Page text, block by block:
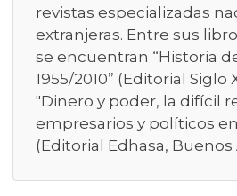
revistas especializadas
extranjeras. Entre sus
se encuentran “Historia
1955/2010” (Editorial Siglo
"Dinero y poder, la difícil
empresarios y políticos
(Editorial Edhasa, Buenos